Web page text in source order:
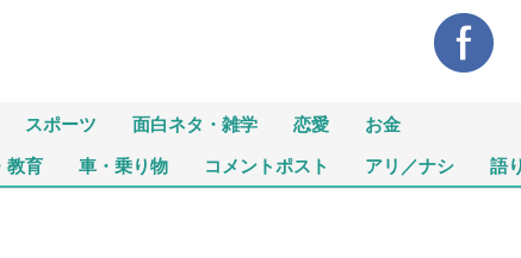
スポーツ 面白ネタ・雑学 恋愛 お金
教育 車・乗り物 コメントポスト アリ／ナシ 語